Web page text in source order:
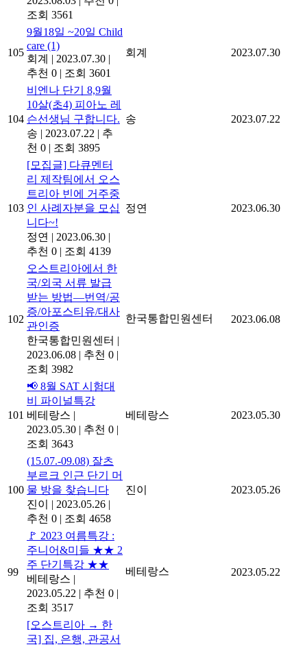
조회 3561
105
9월18일 ~20일 Child
care (1)
회계 | 2023.07.30 |
추천 0 | 조회 3601
회계 2023.07.30
104
비엔나 단기 8,9월
10살(초4) 피아노 레
슨선생님 구합니다.
송 | 2023.07.22 | 추
천 0 | 조회 3895
송 2023.07.22
103
[모집글] 다큐멘터
리 제작팀에서 오스
트리아 빈에 거주중
인 사례자분을 모십
니다~!
정연 | 2023.06.30 |
추천 0 | 조회 4139
정연 2023.06.30
102
오스트리아에서 한
국/외국 서류 발급
받는 방법―번역/공
증/아포스티유/대사
관인증
한국통합민원센터 |
2023.06.08 | 추천 0 |
조회 3982
한국통합민원센터 2023.06.08
101
📢 8월 SAT 시험대
비 파이널특강
베테랑스 |
2023.05.30 | 추천 0 |
조회 3643
베테랑스 2023.05.30
100
(15.07.-09.08) 잘츠
부르크 인근 단기 머
물 방을 찾습니다
진이
| 2023.05.26 |
추천 0 | 조회 4658
진이 2023.05.26
99
🚩 2023 여름특강 :
주니어&미들 ★★ 2
주 단기특강 ★★
베테랑스 |
2023.05.22 | 추천 0 |
조회 3517
베테랑스 2023.05.22
[오스트리아 → 한
국] 집, 은행, 관공서